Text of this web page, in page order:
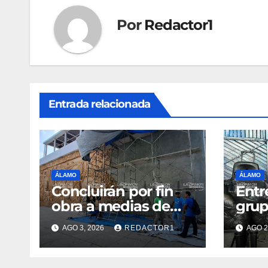
Por Redactor1
Entrada relacionada
ÁLAMO
Concluirán por fin
obra a medias de
Lilia Arrieta
AGO 3, 2026 REDACTOR1
ÁLAMO
AGO